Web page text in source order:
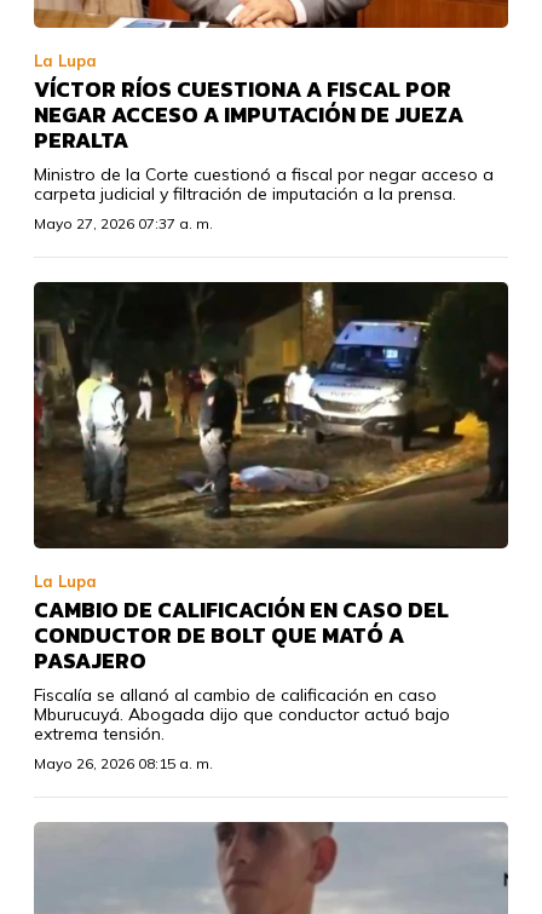
La Lupa
VÍCTOR RÍOS CUESTIONA A FISCAL POR
NEGAR ACCESO A IMPUTACIÓN DE JUEZA
PERALTA
Ministro de la Corte cuestionó a fiscal por negar acceso a
carpeta judicial y filtración de imputación a la prensa.
Mayo 27, 2026 07:37 a. m.
La Lupa
CAMBIO DE CALIFICACIÓN EN CASO DEL
CONDUCTOR DE BOLT QUE MATÓ A
PASAJERO
Fiscalía se allanó al cambio de calificación en caso
Mburucuyá. Abogada dijo que conductor actuó bajo
extrema tensión.
Mayo 26, 2026 08:15 a. m.